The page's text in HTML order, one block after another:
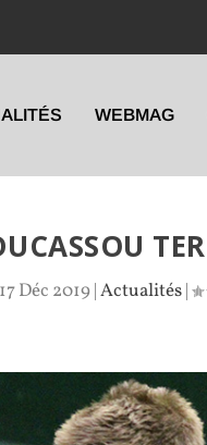
WEBMAG
17 Déc 2019|Actualités|